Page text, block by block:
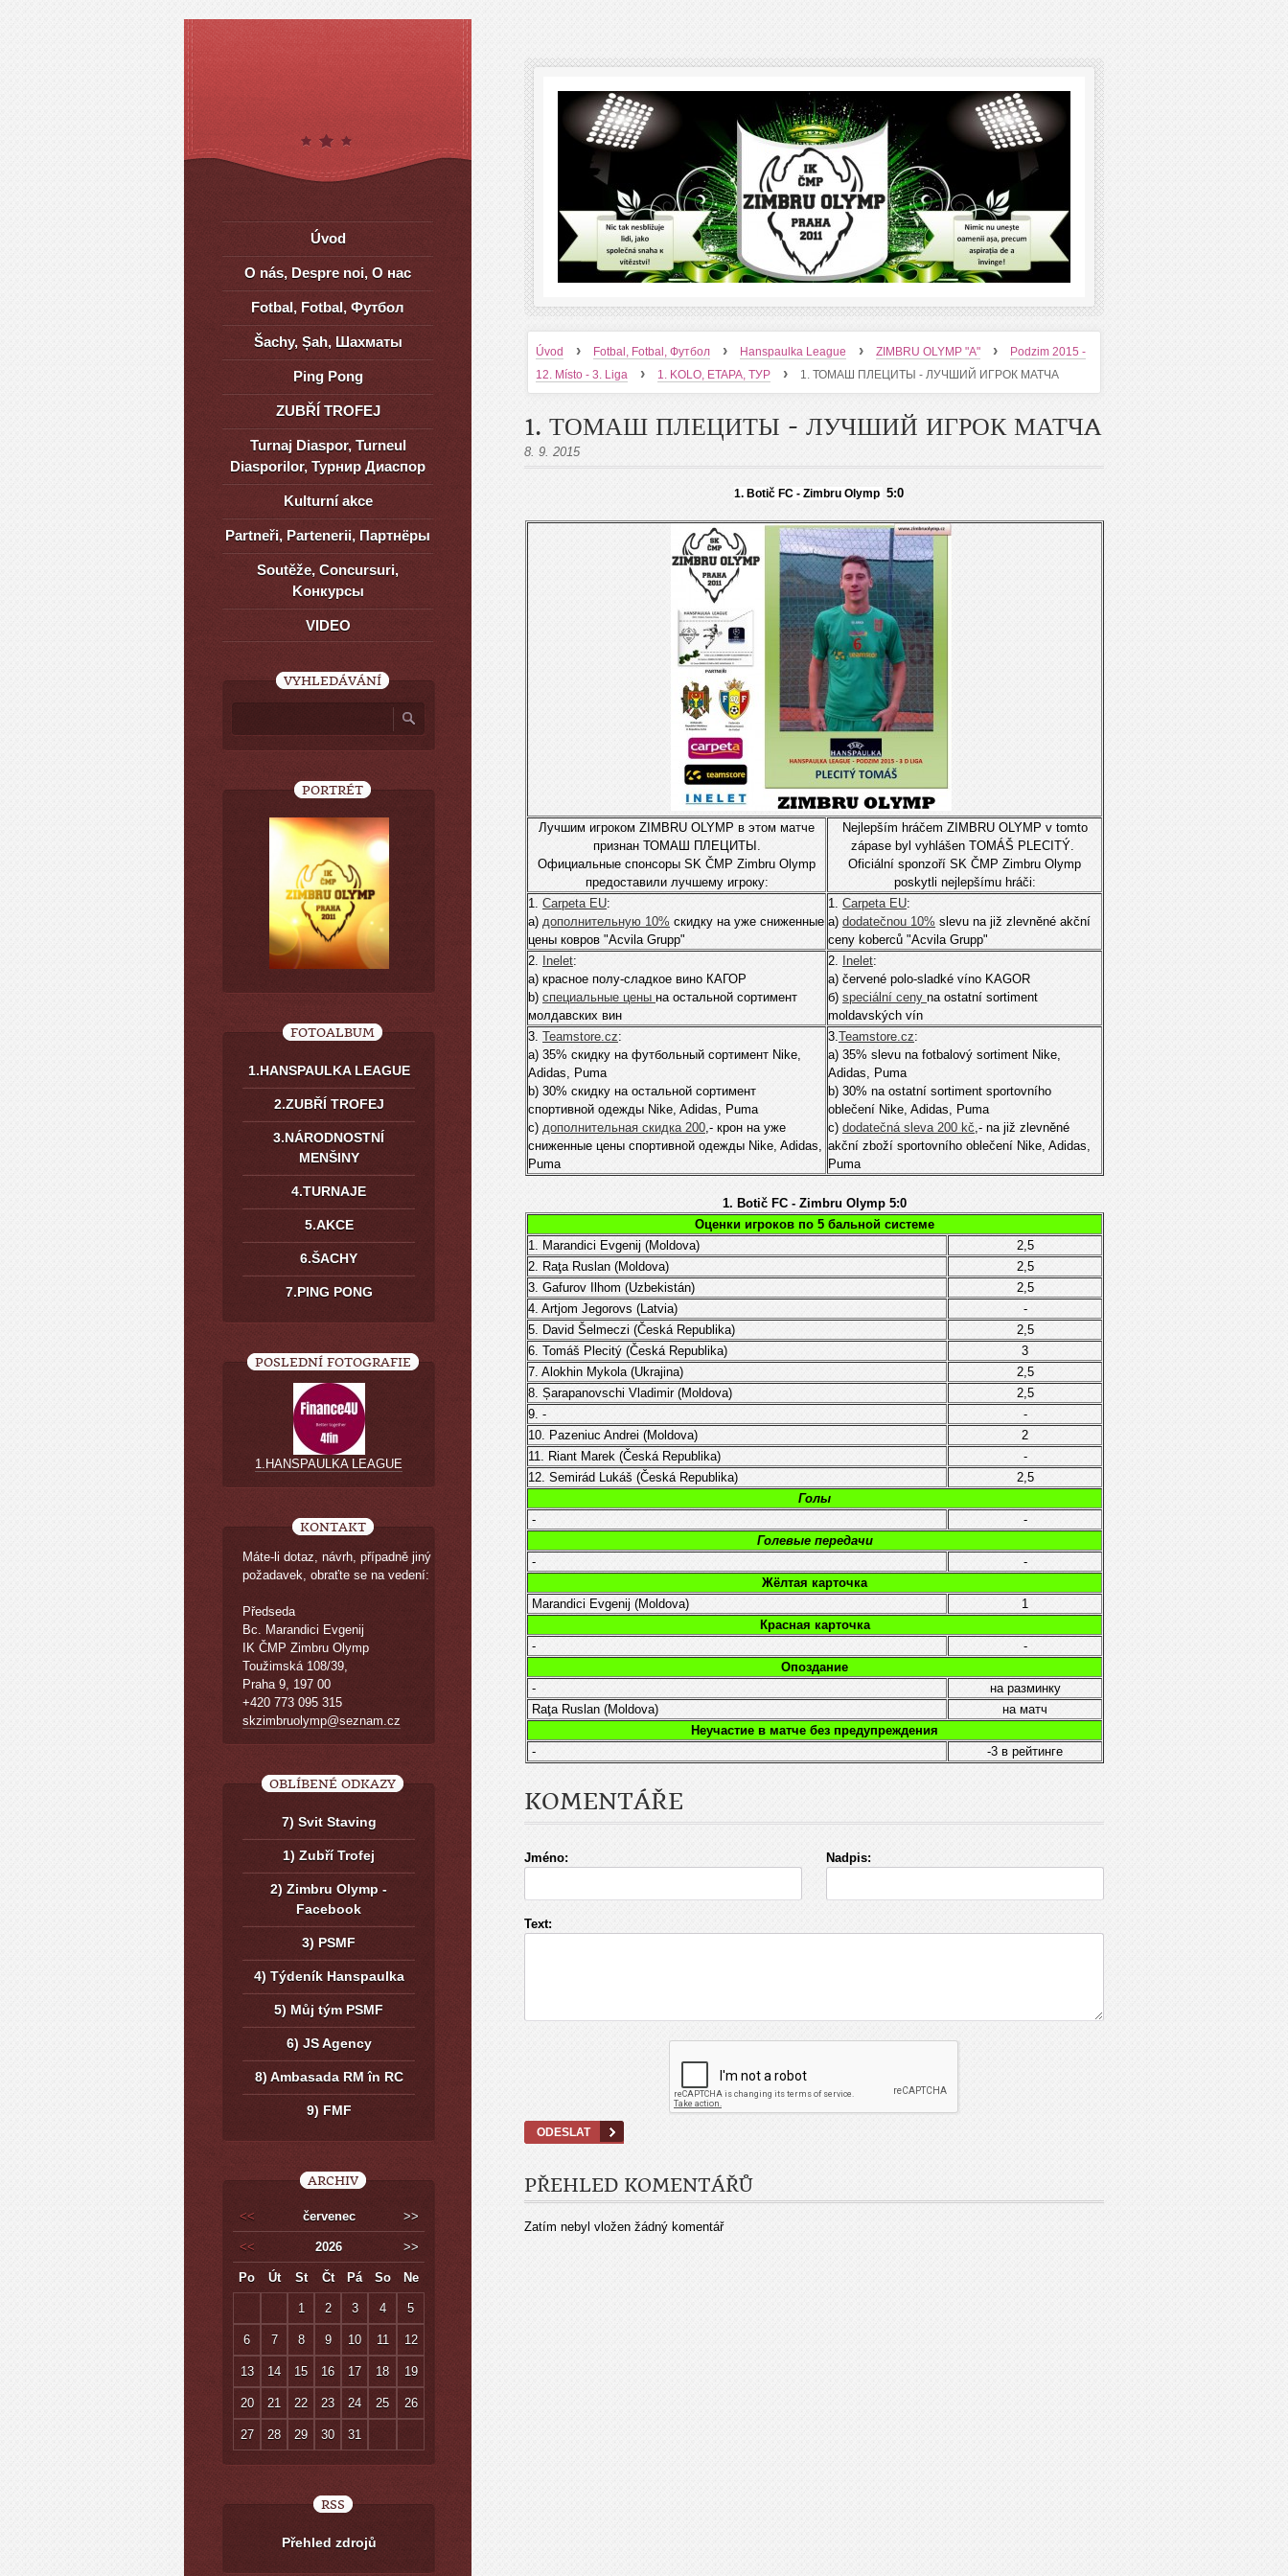
Úvod › Fotbal, Fotbal, Футбол › Hanspaulka League › ZIMBRU OLYMP "A" ›
Podzim 2015 -
12. Místo - 3. Liga
› 1. KOLO, ETAPA, ТУР › 1. ТОМАШ ПЛЕЦИТЫ - ЛУЧШИЙ ИГРОК МАТЧA
1. ТОМАШ ПЛЕЦИТЫ - ЛУЧШИЙ ИГРОК МАТЧA
8. 9. 2015
1. Botič FC - Zimbru Olymp 5:0
Лучшим игрокoм ZIMBRU OLYMP в этом матче
признан ТОМАШ ПЛЕЦИТЫ.
Официальные спонсоры SK ČMP Zimbru Olymp
предоставили лучшему игроку:
Nejlepším hráčem ZIMBRU OLYMP v tomto
zápase byl vyhlášen TOMÁŠ PLECITÝ.
Oficiální sponzoří SK ČMP Zimbru Olymp
poskytli nejlepšímu hráči:
1. Carpeta EU:
а) дополнительную 10% скидку на уже сниженные
цены ковров "Acvila Grupp"
1. Carpeta EU:
а) dodatečnou 10% slevu na již zlevněné akční
ceny koberců "Acvila Grupp"
2.
Inelet:
а) красное полу-сладкое вино КАГОР
b) специальные цены на остальной сортимент
молдавских вин
2. Inelet:
а) červené polo-sladké víno KAGOR
б) speciální ceny na ostatní sortiment
moldavských vín
3. Teamstore.cz:
а) 35% скидку на футбольный сортимент Nike,
Adidas, Puma
b) 30% скидку на остальной сортимент
спортивной одежды Nike, Adidas, Puma
c) дополнительная скидка 200,- крон на уже
сниженные цены спортивной одежды Nike, Adidas,
Puma
3.Teamstore.cz:
а) 35% slevu na fotbalový sortiment Nike,
Adidas, Puma
b) 30% na ostatní sortiment sportovního
oblečení Nike, Adidas, Puma
c) dodatečná sleva 200 kč,- na již zlevněné
akční zboží sportovního oblečení Nike, Adidas,
Puma
1. Botič FC - Zimbru Olymp 5:0
Оценки игроков по 5 бальной системе
1. Marandici Evgenij (Moldova)
2,5
2. Raţa Ruslan (Moldova)
2,5
3. Gafurov Ilhom (Uzbekistán)
2,5
4. Artjom Jegorovs (Latvia)
-
5. David Šelmeczi (Česká Republika)
2,5
6. Tomáš Plecitý (Česká Republika)
3
7. Alokhin Mykola (Ukrajina)
2,5
8. Șarapanovschi Vladimir (Moldova)
2,5
9. -
-
10. Pazeniuc Andrei (Moldova)
2
11. Riant Marek (Česká Republika)
-
12. Semirád Lukáš (Česká Republika)
2,5
Голы
-
-
Голевые передачи
-
-
Жёлтая карточка
Marandici Evgenij (Moldova)
1
Красная карточка
-
-
Опоздание
-
на разминку
Raţa Ruslan (Moldova)
на матч
Неучастие в матче без предупреждения
-
-3 в рейтинге
KOMENTÁŘE
Jméno: Nadpis:
Text:
PŘEHLED KOMENTÁŘŮ
Zatím nebyl vložen žádný komentář
Úvod
O nás, Despre noi, О нас
Fotbal, Fotbal, Футбол
Šachy, Șah, Шахматы
Ping Pong
ZUBŘÍ TROFEJ
Turnaj Diaspor, Turneul
Diasporilor, Турнир Диаспор
Kulturní akce
Partneři, Partenerii, Партнёры
Soutěže, Concursuri,
Kонкурсы
VIDEO
VYHLEDÁVÁNÍ
PORTRÉT
FOTOALBUM
1.HANSPAULKA LEAGUE
2.ZUBŘÍ TROFEJ
3.NÁRODNOSTNÍ
MENŠINY
4.TURNAJE
5.AKCE
6.ŠACHY
7.PING PONG
POSLEDNÍ FOTOGRAFIE
1.HANSPAULKA LEAGUE
KONTAKT
Máte-li dotaz, návrh, případně jiný
požadavek, obraťte se na vedení:
Předseda
Bc. Marandici Evgenij
IK ČMP Zimbru Olymp
Toužimská 108/39,
Praha 9, 197 00
+420 773 095 315
skzimbruolymp@seznam.cz
OBLÍBENÉ ODKAZY
7) Svit Staving
1) Zubří Trofej
2) Zimbru Olymp -
Facebook
3) PSMF
4) Týdeník Hanspaulka
5) Můj tým PSMF
6) JS Agency
8) Ambasada RM în RC
9) FMF
ARCHIV
<< červenec >>
<< 2026 >>
Po Út St Čt Pá So Ne
1 2 3 4 5
6 7 8 9 10 11 12
13 14 15 16 17 18 19
20 21 22 23 24 25 26
27 28 29 30 31
RSS
Přehled zdrojů